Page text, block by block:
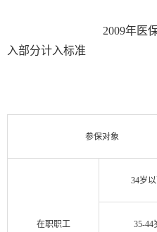
2009年医保年度城
入部分计入标准
参保对象
在职职工
34岁
35-44